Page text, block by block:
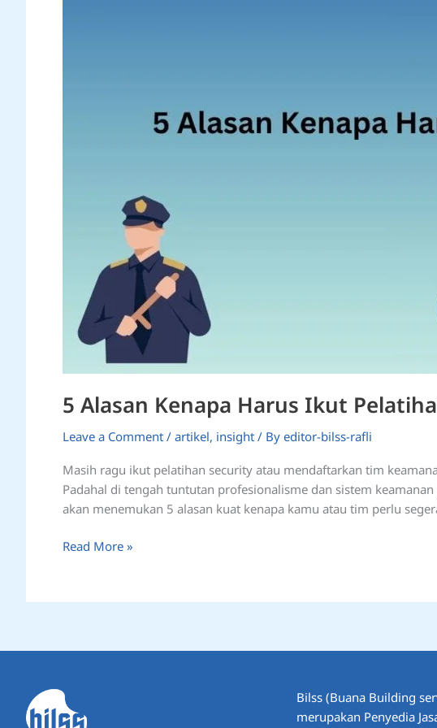
5 Alasan Kenapa Harus Ikut
Leave a Comment / artikel, insight / By editor-bilss-rafli
Masih ragu ikut pelatihan security atau mendaftarkan tim
Padahal di tengah tuntutan profesionalisme dan sistem
akan menemukan 5 alasan kuat kenapa kamu atau tim perlu
Read More »
Bilss (Buana Building
merupakan Penyedia